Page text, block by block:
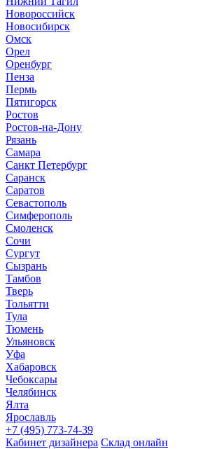
Новороссийск
Новосибирск
Омск
Орел
Оренбург
Пенза
Пермь
Пятигорск
Ростов
Ростов-на-Дону
Рязань
Самара
Санкт Петербург
Саранск
Саратов
Севастополь
Симферополь
Смоленск
Сочи
Сургут
Сызрань
Тамбов
Тверь
Тольятти
Тула
Тюмень
Ульяновск
Уфа
Хабаровск
Чебоксары
Челябинск
Ялта
Ярославль
+7 (495) 773-74-39
Кабинет дизайнера Склад онлайн